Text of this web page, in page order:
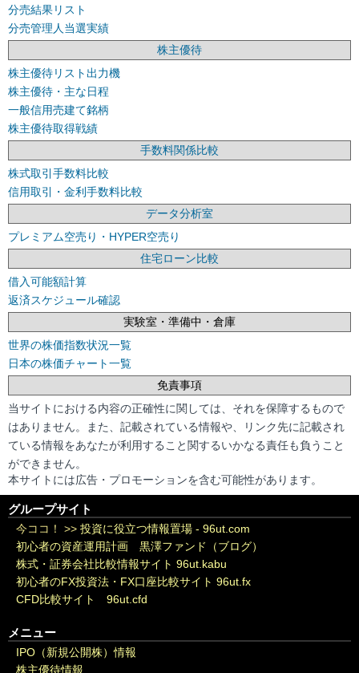
分売結果リスト
分売管理人当選実績
株主優待
株主優待リスト出力機
株主優待・主な日程
一般信用売建て銘柄
株主優待取得戦績
手数料関係比較
株式取引手数料比較
信用取引・金利手数料比較
データ分析室
プレミアム空売り・HYPER空売り
住宅ローン比較
借入可能額計算
返済スケジュール確認
実験室・準備中・倉庫
世界の株価指数状況一覧
日本の株価チャート一覧
免責事項
当サイトにおける内容の正確性に関しては、それを保障するもので
はありません。また、記載されている情報や、リンク先に記載され
ている情報をあなたが利用すること関するいかなる責任も負うこと
ができません。
本サイトには広告・プロモーションを含む可能性があります。
グループサイト
今ココ！ >> 投資に役立つ情報置場 - 96ut.com
初心者の資産運用計画 黒澤ファンド（ブログ）
株式・証券会社比較情報サイト 96ut.kabu
初心者のFX投資法・FX口座比較サイト 96ut.fx
CFD比較サイト 96ut.cfd
メニュー
IPO（新規公開株）情報
株主優待情報